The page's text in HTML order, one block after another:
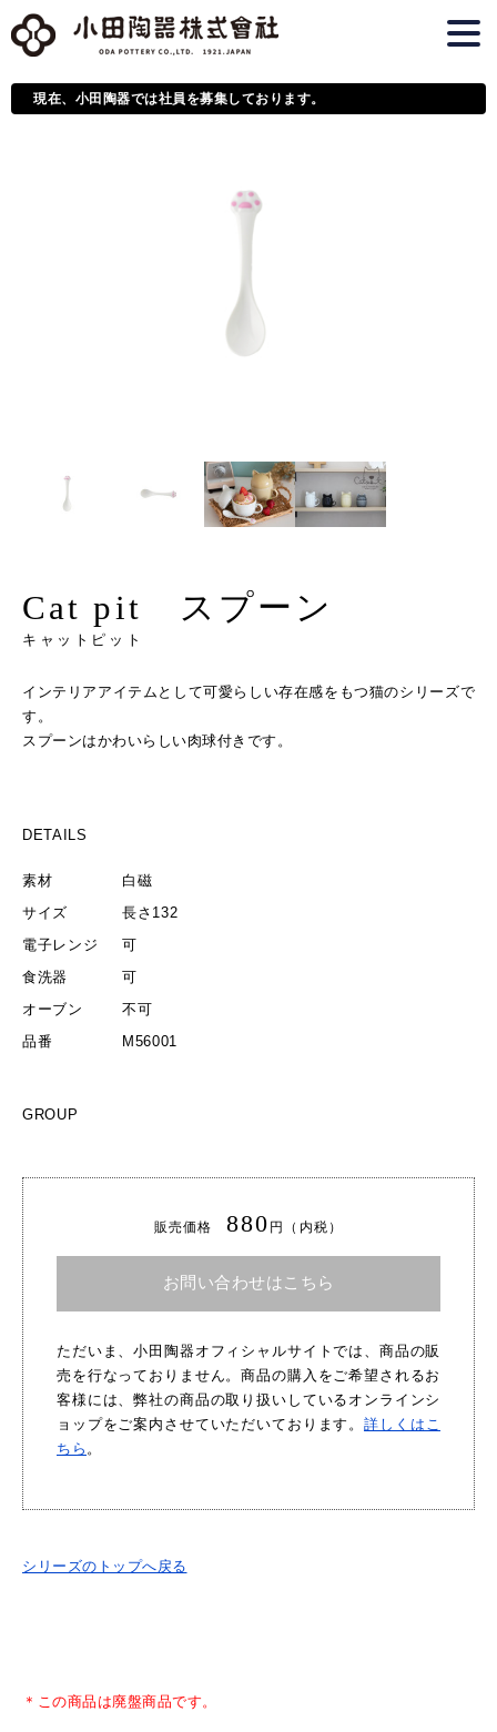
現在、小田陶器では社員を募集しております。
Cat pit スプーン
キャットピット
インテリアアイテムとして可愛らしい存在感をもつ猫のシリーズで
す。
スプーンはかわいらしい肉球付きです。
DETAILS
素材
白磁
サイズ
長さ132
電子レンジ
可
食洗器
可
オーブン
不可
品番
M56001
GROUP
販売価格 880 円（内税）
お問い合わせはこちら
ただいま、小田陶器オフィシャルサイトでは、商品の販
売を行なっておりません。商品の購入をご希望されるお
客様には、弊社の商品の取り扱いしているオンラインシ
ョップをご案内させていただいております。詳しくはこ
ちら 。
シリーズのトップへ戻る
＊この商品は廃盤商品です。